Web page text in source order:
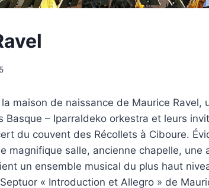
maison de naissance de Maurice Ravel,
Basque – Iparraldeko orkestra et leurs
du couvent des Récollets à Ciboure.
magnifique salle, ancienne chapelle, une
un ensemble musical du plus haut
« Introduction et Allegro » de